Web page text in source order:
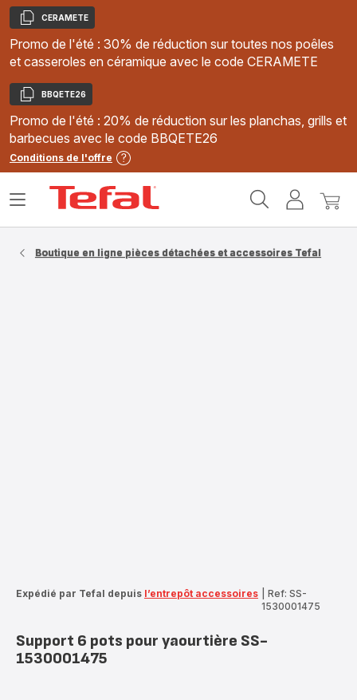
Copier
CERAMETE
Promo de l'été : 30% de réduction sur toutes nos poêles
et casseroles en céramique avec le code CERAMETE
Copier
BBQETE26
Promo de l'été : 20% de réduction sur les planchas, grills et
barbecues avec le code BBQETE26
Conditions de l'offre
MonMon
Ouvrir
Boutique en ligne pièces détachées et accessoires Tefal
Expédié par Tefal depuis l’entrepôt accessoires
Ref: SS-
1530001475
Support 6 pots pour yaourtière SS-
1530001475